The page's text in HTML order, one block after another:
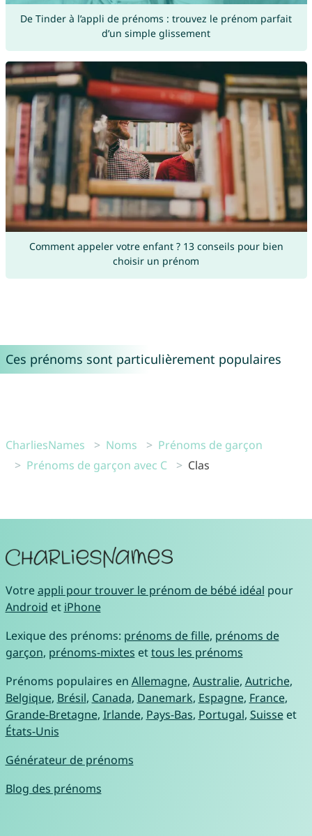
De Tinder à l’appli de prénoms : trouvez le prénom parfait
d’un simple glissement
Comment appeler votre enfant ? 13 conseils pour bien
choisir un prénom
Ces prénoms sont particulièrement populaires
CharliesNames Noms
Prénoms de garçon
Prénoms de garçon avec C
Clas
Votreappli pour trouver le prénom de bébé idéal pour
Android et iPhone
Lexique des prénoms: prénoms de fille, prénoms de
garçon, prénoms-mixtes ettous les prénoms
Prénoms populaires en Allemagne, Australie, Autriche,
Belgique, Brésil, Canada, Danemark, Espagne, France,
Grande-Bretagne, Irlande, Pays-Bas, Portugal, Suisseet
États-Unis
Générateur de prénoms
Blog des prénoms